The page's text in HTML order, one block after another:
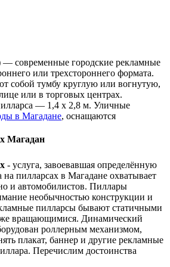
— современные городские рекламные
или трехстороннего формата.
собой тумбу круглую или вогнутую,
или в торговых центрах.
— 1,4 х 2,8 м. Уличные
в Магадане, оснащаются
Магадан
- услуга, завоевавшая определённую
на пилларсах в Магадане охватывает
и автомобилистов. Пиллары
необычностью конструкции и
пилларсы бывают статичными
вращающимися. Динамический
роллерным механизмом,
плакат, баннер и другие рекламные
Перечислим достоинства